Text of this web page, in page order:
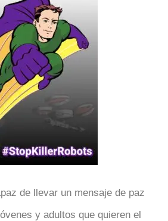
de llevar un mensaje de paz
y adultos que quieren el